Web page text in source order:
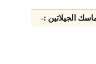
الجيلاتين :-